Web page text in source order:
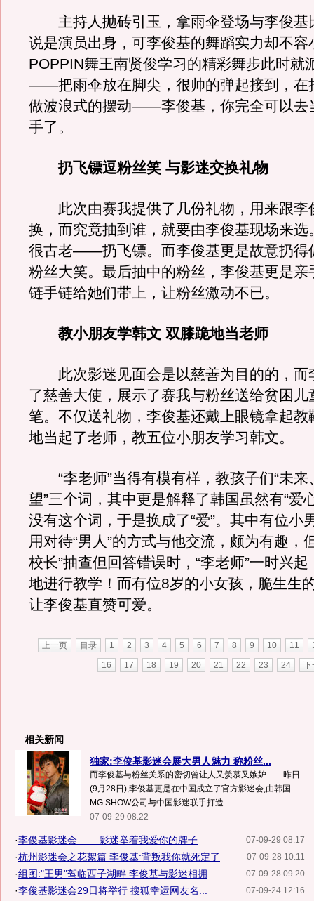
主持人抛砖引玉，拿雨伞登场与李俊基
说是演员出身，可李俊基的舞蹈实力却不容
POPPIN舞王南贤俊学习的精彩舞步此时就
——把雨伞放在脚尖，很帅的弹起接到，在
做波浪式的摆动——李俊基，你完全可以去
手了。
扔飞镖逗粉丝笑 与影迷交换礼物
此次由赛我提供了几份礼物，用来跟李
换，而究竟抽到谁，就要由李俊基现场来选
很古老——扔飞镖。而李俊基更是故意扔得
粉丝大笑。最后抽中的粉丝，李俊基更是亲
链手链给她们带上，让粉丝激动不已。
教小朋友学韩文 双膝跪地当老师
此次影迷见面会是以慈善为目的的，而
了慈善大使，展示了赛我与粉丝送给贫困儿
笔。不仅送礼物，李俊基还戴上眼镜拿起教
地当起了老师，教五位小朋友学习韩文。
“李老师”当得有模有样，教孩子们“未来
望”三个词，其中更是解释了韩国虽然有“爱
没有这个词，于是换成了“爱”。其中有位小
用对待“男人”的方式与他交流，颇为有趣，
校长”抽查但回答错误时，“李老师”一时兴
地进行教学！而有位8岁的小女孩，脆生生
让李俊基直赞可爱。
上一页 目录 1 2 3 4 5 6 7 8 9 10 11
16
17 18 19 20 21 22 23 24 下
相关新闻
独家:李俊基影迷会展大男人魅力 称粉丝...
而李俊基与粉丝关系的密切曾让人又羡慕又嫉妒——昨日
(9月28日),李俊基更是在中国成立了官方影迷会,由韩国
MG SHOW公司与中国影迷联手打造...
07-09-29 08:22
07-09-29 08:17
·李俊基影迷会—— 影迷举着我爱你的牌子
07-09-28 10:11
·杭州影迷会之花絮篇 李俊基:背叛我你就死定了
07-09-28 09:20
·组图:"王男"驾临西子湖畔 李俊基与影迷相拥
07-09-24 12:16
·李俊基影迷会29日将举行 搜狐幸运网友名...